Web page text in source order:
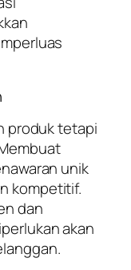
produk tetapi
unik
kompetitif.
dan
akan